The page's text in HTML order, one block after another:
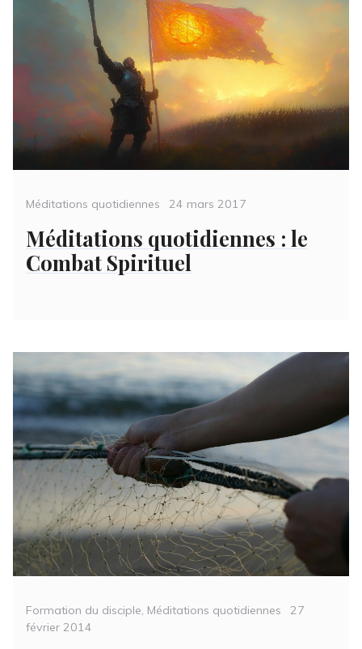
Categories
Méditations quotidiennes
Posted
24 mars 2017
Méditations quotidiennes : le
Combat Spirituel
Categories
Formation du disciple, Méditations quotidiennes
Posted
27
février 2014